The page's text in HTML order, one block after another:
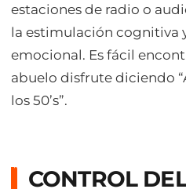
estaciones de radio o
la estimulación cognitiva
emocional. Es fácil
abuelo disfrute diciendo
los 50’s”.
CONTROL